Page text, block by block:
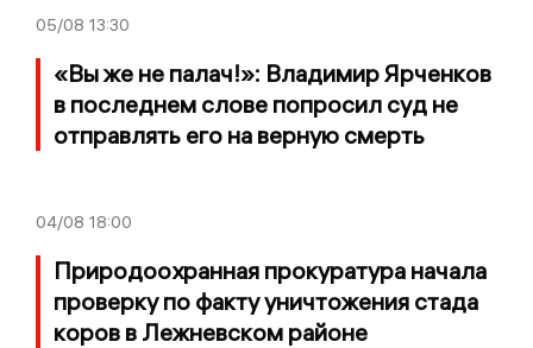
05/08 13:30
«Вы же не палач!»: Владимир Ярченков
в последнем слове попросил суд не
отправлять его на верную смерть
04/08 18:00
Природоохранная прокуратура начала
проверку по факту уничтожения стада
коров в Лежневском районе